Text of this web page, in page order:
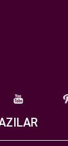
bir
kuruluşudur.
kullanarak,
çiftlere
her çiftin